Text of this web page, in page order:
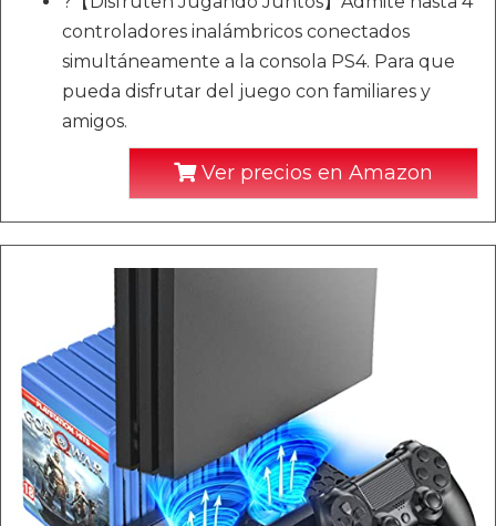
controladores inalámbricos conectados
simultáneamente a la consola PS4. Para que
pueda disfrutar del juego con familiares y
amigos.
Ver precios en Amazon